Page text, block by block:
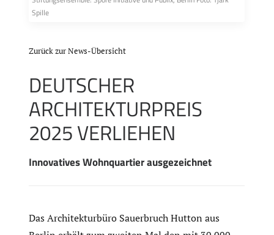
Spille
Zurück zur News-Übersicht
DEUTSCHER
ARCHITEKTURPREIS
2025 VERLIEHEN
Innovatives Wohnquartier ausgezeichnet
Das Architekturbüro Sauerbruch Hutton aus